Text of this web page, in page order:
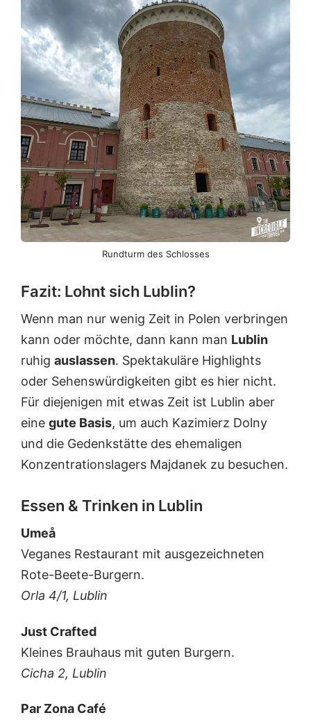
Rundturm des Schlosses
Fazit: Lohnt sich Lublin?
Wenn man nur wenig Zeit in Polen verbringen
kann oder möchte, dann kann man Lublin
ruhig auslassen. Spektakuläre Highlights
oder Sehenswürdigkeiten gibt es hier nicht.
Für diejenigen mit etwas Zeit ist Lublin aber
eine gute Basis, um auch Kazimierz Dolny
und die Gedenkstätte des ehemaligen
Konzentrationslagers Majdanek zu besuchen.
Essen & Trinken in Lublin
Umeå
Veganes Restaurant mit ausgezeichneten
Rote-Beete-Burgern.
Orla 4/1, Lublin
Just Crafted
Kleines Brauhaus mit guten Burgern.
Cicha 2, Lublin
Par Zona Café